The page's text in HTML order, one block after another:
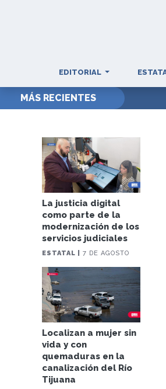
EDITORIAL
MÁS RECIENTES
La justicia digital
como parte de la
modernización de los
servicios judiciales
ESTATAL | 7 DE AGOSTO
Localizan a mujer sin
vida y con
quemaduras en la
canalización del Río
Tijuana